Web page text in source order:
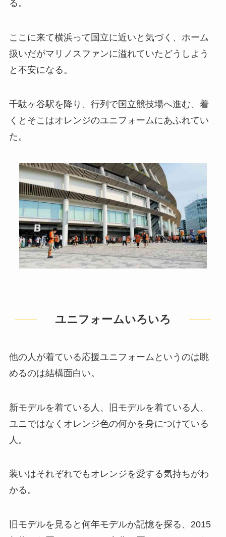
る。
ここに来て横浜って国立に近いと気づく、ホーム
扱いだがマリノスファンに溢れていたどうしよう
と不安になる。
千駄ヶ谷駅を降り、行列で国立競技場へ進む、着
くとそこはオレンジのユニフォームにあふれてい
た。
ユニフォームいろいろ
他の人が着ている応援ユニフォームというのは眺
めるのは結構面白い。
新モデルを着ている人、旧モデルを着ている人、
ユニではなくオレンジ色の何かを身につけている
人。
装いはそれぞれでもオレンジを愛する気持ちがわ
かる。
旧モデルを見ると何年モデルか記憶を探る、2015